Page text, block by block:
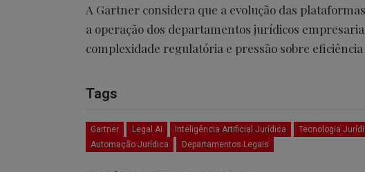
A Gartner considera que a evolução das
a operação dos departamentos jurídicos
complexidade regulatória e pressão sobre
Tags
Gartner Legal AI Inteligência Artificial Jurídica Tecnologia
Automação Jurídica
Departamentos Legais